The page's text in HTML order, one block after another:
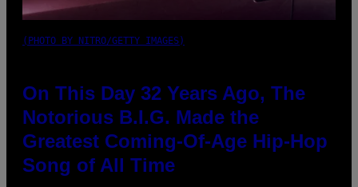
(PHOTO BY NITRO/GETTY IMAGES)
On This Day 32 Years Ago, The
Notorious B.I.G. Made the
Greatest Coming-Of-Age Hip-Hop
Song of All Time